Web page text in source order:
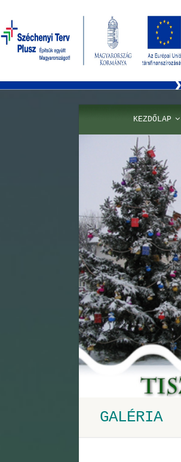
KEZDŐLAP
GALÉRIA